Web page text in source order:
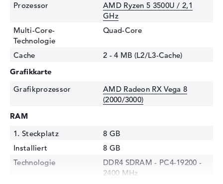
Prozessor
AMD Ryzen 5 3500U / 2,1
GHz
Multi-Core-
Technologie
Quad-Core
Cache
2 - 4 MB (L2/L3-Cache)
Grafikkarte
Grafikprozessor
AMD Radeon RX Vega 8
(2000/3000)
RAM
1. Steckplatz
8 GB
Installiert
8 GB
Technologie
DDR4 SDRAM - PC4-19200 -
2400 MHz